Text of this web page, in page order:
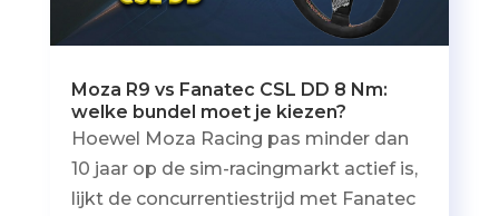
Moza R9 vs Fanatec CSL DD 8 Nm:
welke bundel moet je kiezen?
Hoewel Moza Racing pas minder dan
10 jaar op de sim-racingmarkt actief is,
lijkt de concurrentiestrijd met Fanatec